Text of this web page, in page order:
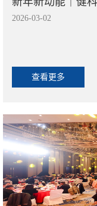
2026-03-02
查看更多